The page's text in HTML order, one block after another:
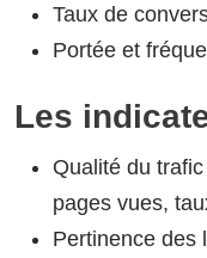
Taux de
Portée et
Les
Qualité du
pages vues,
Pertinence des